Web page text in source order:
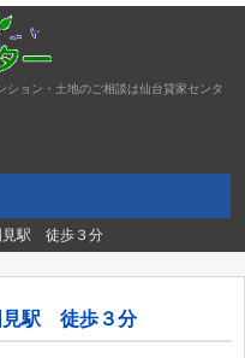
ョン・土地のご相談は仙台貸家センタ
駅 徒歩３分
駅 徒歩３分